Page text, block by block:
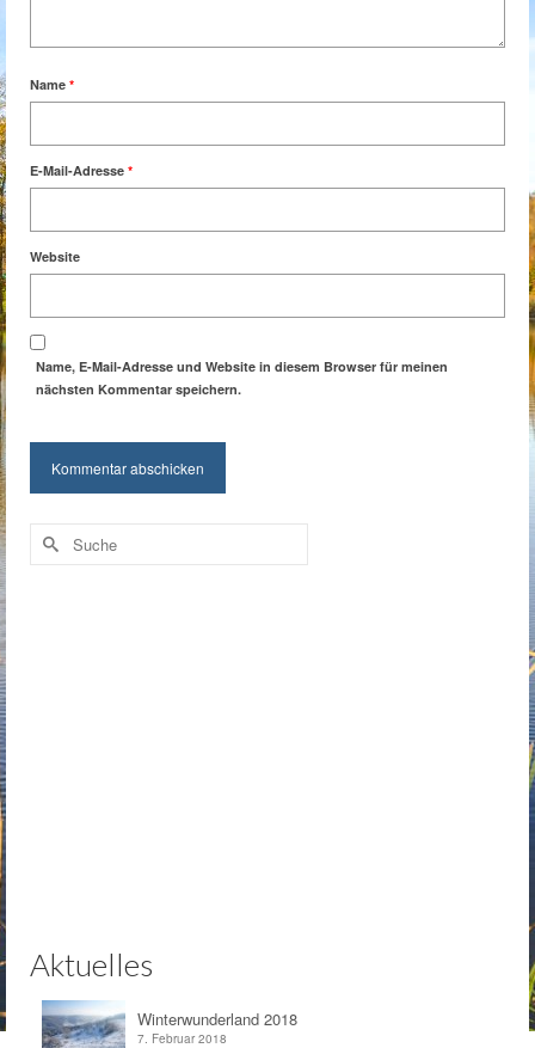
Name *
E-Mail-Adresse *
Website
Name, E-Mail-Adresse und Website in diesem Browser für meinen
nächsten Kommentar speichern.
Suche
nach:
Aktuelles
Winterwunderland 2018
7. Februar 2018